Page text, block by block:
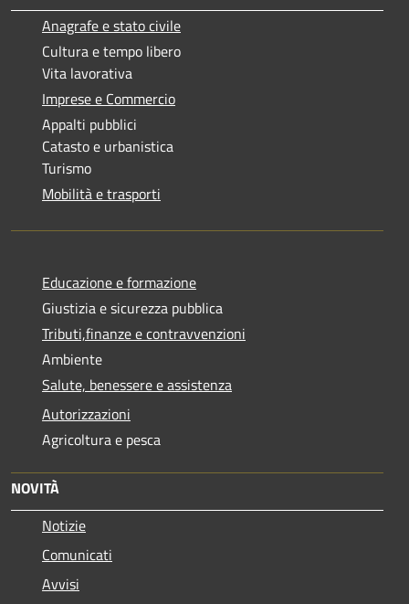
Anagrafe e stato civile
Cultura e tempo libero
Vita lavorativa
Imprese e Commercio
Appalti pubblici
Catasto e urbanistica
Turismo
Mobilità e trasporti
Educazione e formazione
Giustizia e sicurezza pubblica
Tributi,finanze e contravvenzioni
Ambiente
Salute, benessere e assistenza
Autorizzazioni
Agricoltura e pesca
NOVITÀ
Notizie
Comunicati
Avvisi